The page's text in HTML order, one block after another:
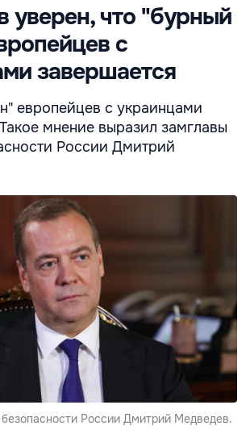
уверен, что "бурный
с
завершается
европейцев с украинцами
мнение выразил замглавы
России Дмитрий
России Дмитрий Медведев.